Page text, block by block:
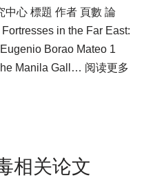
中心 標題 作者 頁數 論
in the Far East:
Borao Mateo 1
Manila Gall… 阅读更多
相关论文